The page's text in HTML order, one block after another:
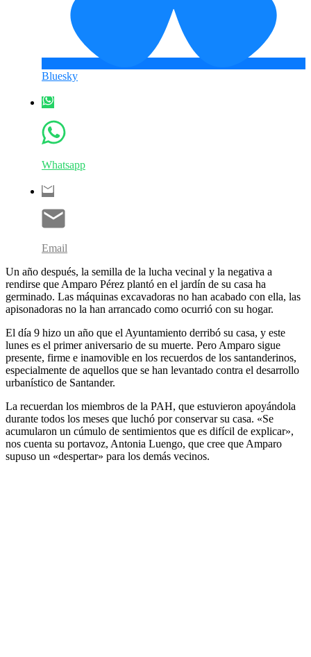
Bluesky
Whatsapp
Email
Un año después, la semilla de la lucha vecinal y la negativa a
rendirse que Amparo Pérez plantó en el jardín de su casa ha
germinado. Las máquinas excavadoras no han acabado con ella, las
apisonadoras no la han arrancado como ocurrió con su hogar.
El día 9 hizo un año que el Ayuntamiento derribó su casa, y este
lunes es el primer aniversario de su muerte. Pero Amparo sigue
presente, firme e inamovible en los recuerdos de los santanderinos,
especialmente de aquellos que se han levantado contra el desarrollo
urbanístico de Santander.
La recuerdan los miembros de la PAH, que estuvieron apoyándola
durante todos los meses que luchó por conservar su casa. «Se
acumularon un cúmulo de sentimientos que es difícil de explicar»,
nos cuenta su portavoz, Antonia Luengo, que cree que Amparo
supuso un «despertar» para los demás vecinos.